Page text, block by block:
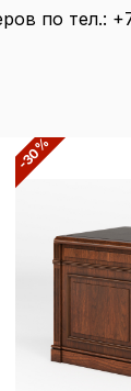
по тел.:
-30%